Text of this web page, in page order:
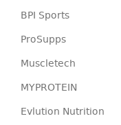
BPI Sports
ProSupps
Muscletech
MYPROTEIN
Evlution Nutrition